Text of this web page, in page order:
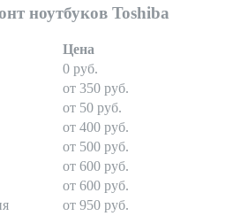
ноутбуков Toshiba
Цена
0 руб.
от 350 руб.
от 50 руб.
от 400 руб.
от 500 руб.
от 600 руб.
от 600 руб.
от 950 руб.